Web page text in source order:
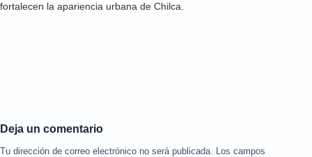
fortalecen la apariencia urbana de Chilca.
Deja un comentario
Tu dirección de correo electrónico no será publicada. Los campos